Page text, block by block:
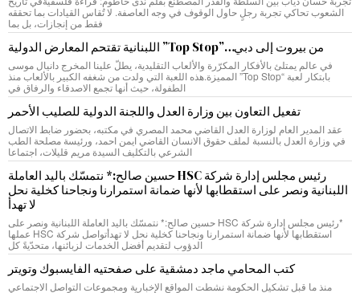
الشعوب تحاكي تجربة رجلٍ حاول الوقوف في وجه العاصفة. لا تُقاس القيادات بما تحققه
فقط من إنجازات، بل بما
من بيروت إلى دبي…”Top Stop” اللبنانية تقتحم المعارض الدولية
في عالم يمتلئ بالأفكار المكرّرة والألعاب التقليدية، يطلّ علينا المخرج دانيال موسى
بابتكار لعبة “Top Stop” المميزة.هذه اللعبة التي ولدت من شغفه الكبير بالألعاب منذ
الطفولة، حيث أنها تجمع الاصدقاء والرفاق في
تفعيل التعاون بين وزارة العدل واللجنة الدولية للصليب الأحمر
عقد المدير العام لوزارة العدل القاضي محمد المصري في مكتبه، بحضور ضابط الاتصال
في وزارة العدل بالنسبة لملف حقوق الانسان القاضي ايمن احمد، ورئيسة مصلحة الطب
الشرعي بالتكليف السيدة مريم قليلات، اجتماعا
رئيس مجلس إدارة شركة HSC حسين صالح:* نتمسّك باليد العاملة
اللبنانية ونصر على استقطابها لأنها ضمانة استمرارنا ونجاحنا كخلية نحل
لا تهدأ
*رئيس مجلس إدارة شركة HSC حسين صالح:* نتمسّك باليد العاملة اللبنانية ونصر على
استقطابها لأنها ضمانة استمرارنا ونجاحنا كخلية نحل لا تهدأتواصل شركة HSC عملها
الدؤوب لتقديم أفضل الخدمات لزبائنها، متحدّيةً كل
كتب المحامي ماجد دمشقية على صفحتيه الفايسبوك وتويتر
منذ ما قبل تشكيل الحكومة نشطت المواقع الإخبارية ومجموعات التواصل الاجتماعي